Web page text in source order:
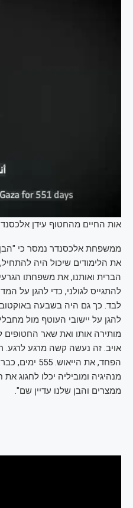
אות החיים מהחטוף עידן
ממשפחת אלכסנדר נמסר כי "הבן
את הלימודים שיכול היה
הברית ואותנו, את משפחתו
להתגייס לגולני, כדי להגן על
לבד. כך גם היה בשבעה
להגן על יישובי העוטף מול
מותירה אותו ואת שאר החטופים
אויב. זה נעשה קשה מרגע לרגע.
הפחד, את
מנהיגיה ומוביליה יכלו לחגוג
ממצרים והבן שלנו עדיין שם".